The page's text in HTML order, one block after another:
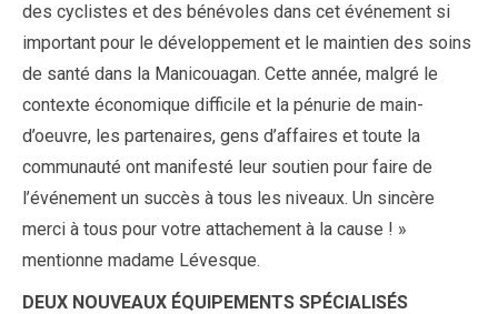
des cyclistes et des bénévoles dans cet événement si
important pour le développement et le maintien des soins
de santé dans la Manicouagan. Cette année, malgré le
contexte économique difficile et la pénurie de main-
d’oeuvre, les partenaires, gens d’affaires et toute la
communauté ont manifesté leur soutien pour faire de
l’événement un succès à tous les niveaux. Un sincère
merci à tous pour votre attachement à la cause ! »
mentionne madame Lévesque.
DEUX NOUVEAUX ÉQUIPEMENTS SPÉCIALISÉS